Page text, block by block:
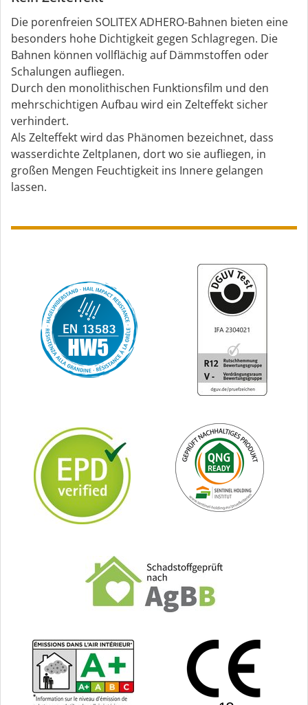
Die porenfreien SOLITEX ADHERO-Bahnen bieten eine
besonders hohe Dichtigkeit gegen Schlagregen. Die
Bahnen können vollflächig auf Dämmstoffen oder
Schalungen aufliegen.
Durch den monolithischen Funktionsfilm und den
mehrschichtigen Aufbau wird ein Zelteffekt sicher
verhindert.
Als Zelteffekt wird das Phänomen bezeichnet, dass
wasserdichte Zeltplanen, dort wo sie aufliegen, in
großen Mengen Feuchtigkeit ins Innere gelangen
lassen.